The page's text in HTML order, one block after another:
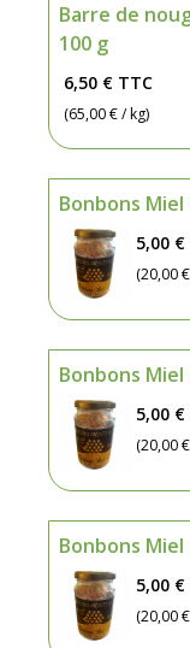
Barre de
100 g
6,50 € TTC
(65,00 € / kg)
Bonbons Miel
5,00 €
(20,00
Bonbons
5,00 €
(20,00
Bonbons
5,00 €
(20,00